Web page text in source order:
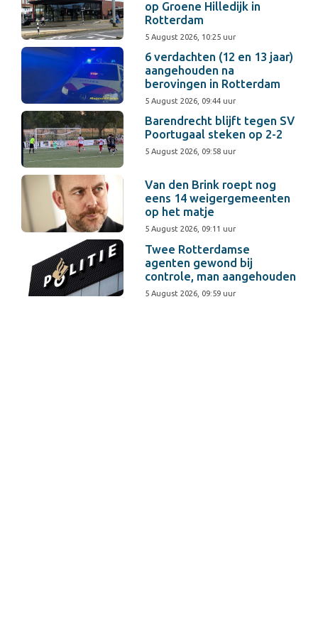
op Groene Hilledijk in
Rotterdam
5 August 2026, 10:25 uur
6 verdachten (12 en 13 jaar)
aangehouden na
berovingen in Rotterdam
5 August 2026, 09:44 uur
Barendrecht blijft tegen SV
Poortugaal steken op 2-2
5 August 2026, 09:58 uur
Van den Brink roept nog
eens 14 weigergemeenten
op het matje
5 August 2026, 09:11 uur
Twee Rotterdamse
agenten gewond bij
controle, man aangehouden
5 August 2026, 09:59 uur